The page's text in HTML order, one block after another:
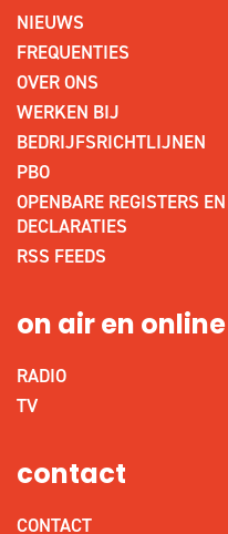
NIEUWS
FREQUENTIES
OVER ONS
WERKEN BIJ
BEDRIJFSRICHTLIJNEN
PBO
OPENBARE REGISTERS EN
DECLARATIES
RSS FEEDS
on air en online
RADIO
TV
contact
CONTACT